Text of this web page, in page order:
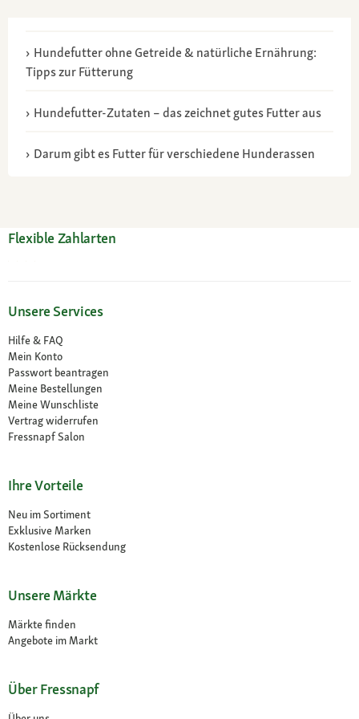
Hundefutter ohne Getreide & natürliche Ernährung:
Tipps zur Fütterung
Hundefutter-Zutaten – das zeichnet gutes Futter aus
Darum gibt es Futter für verschiedene Hunderassen
Flexible Zahlarten
Unsere Services
Hilfe & FAQ
Mein Konto
Passwort beantragen
Meine Bestellungen
Meine Wunschliste
Vertrag widerrufen
Fressnapf Salon
Ihre Vorteile
Neu im Sortiment
Exklusive Marken
Kostenlose Rücksendung
Unsere Märkte
Märkte finden
Angebote im Markt
Über Fressnapf